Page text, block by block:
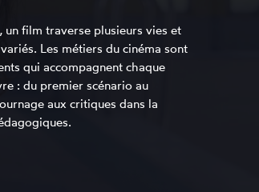
un film traverse plusieurs vies et
Les métiers du cinéma sont
qui accompagnent chaque
: du premier scénario au
aux critiques dans la